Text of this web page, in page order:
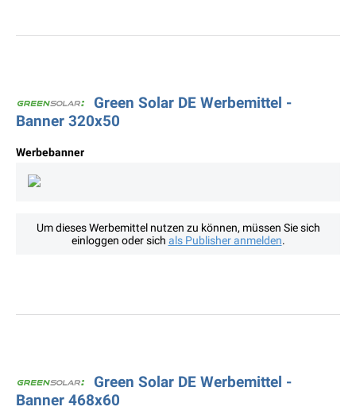
Green Solar DE Werbemittel -
Banner 320x50
Werbebanner
Um dieses Werbemittel nutzen zu können, müssen Sie sich
einloggen oder sich als Publisher anmelden.
Green Solar DE Werbemittel -
Banner 468x60